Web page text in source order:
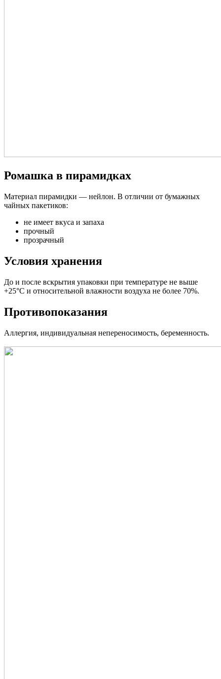
Ромашка в пирамидках
Материал пирамидки — нейлон. В отличии от бумажных
чайных пакетиков:
не имеет вкуса и запаха
прочный
прозрачный
Условия хранения
До и после вскрытия упаковки при температуре не выше
+25°С и относительной влажности воздуха не более 70%.
Противопоказания
Аллергия, индивидуальная непереносимость, беременность.